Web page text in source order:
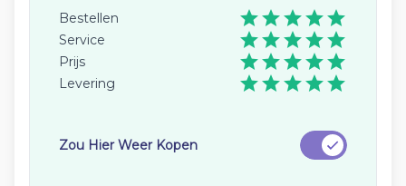
Bestellen
Service
Prijs
Levering
Zou Hier Weer Kopen